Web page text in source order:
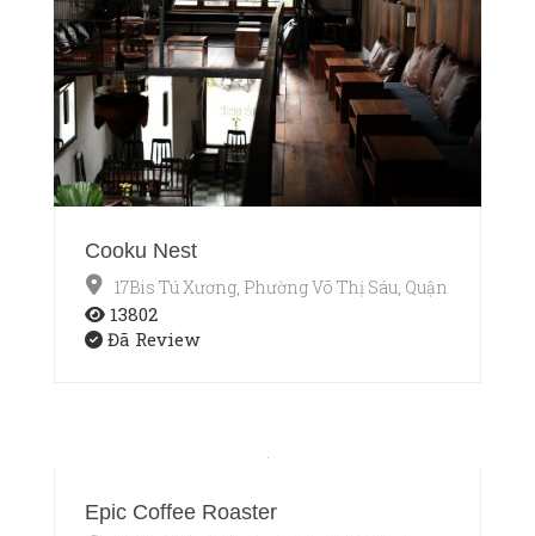
Cooku Nest
17Bis Tú Xương, Phường Võ Thị Sáu, Quận 3, TP.HCM
13802
Đã Review
Epic Coffee Roaster